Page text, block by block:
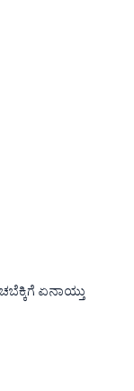
ಏನಾಯ್ತು